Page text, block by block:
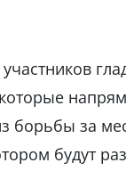
борьбы за
будут